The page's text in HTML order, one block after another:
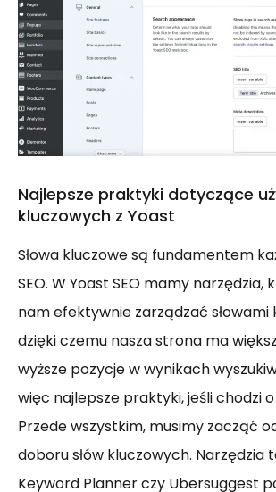
Najlepsze praktyki dotyczące
kluczowych z Yoast
Słowa kluczowe są fundamentem
SEO. W Yoast SEO mamy
nam efektywnie zarządzać słowami
dzięki czemu nasza strona ma
wyższe pozycje w wynikach
więc najlepsze praktyki, jeśli chodzi
Przede wszystkim, musimy zacząć
doboru słów kluczowych. Narzędzia
Keyword Planner czy Ubersuggest